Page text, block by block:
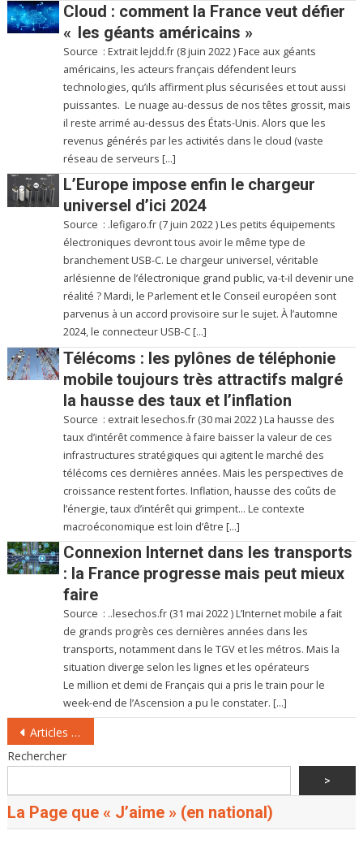
Cloud : comment la France veut défier
« les géants américains »
Source : Extrait lejdd.fr (8 juin 2022 ) Face aux géants
américains, les acteurs français défendent leurs
technologies, qu’ils affirment plus sécurisées et tout aussi
puissantes. Le nuage au-dessus de nos têtes grossit, mais
il reste arrimé au-dessus des États-Unis. Alors que les
revenus générés par les activités dans le cloud (vaste
réseau de serveurs […]
L’Europe impose enfin le chargeur
universel d’ici 2024
Source : .lefigaro.fr (7 juin 2022 ) Les petits équipements
électroniques devront tous avoir le même type de
branchement USB-C. Le chargeur universel, véritable
arlésienne de l’électronique grand public, va-t-il devenir une
réalité ? Mardi, le Parlement et le Conseil européen sont
parvenus à un accord provisoire sur le sujet. À l’automne
2024, le connecteur USB-C […]
Télécoms : les pylônes de téléphonie
mobile toujours très attractifs malgré
la hausse des taux et l’inflation
Source : extrait lesechos.fr (30 mai 2022 ) La hausse des
taux d’intérêt commence à faire baisser la valeur de ces
infrastructures stratégiques qui agitent le marché des
télécoms ces dernières années. Mais les perspectives de
croissance restent fortes. Inflation, hausse des coûts de
l’énergie, taux d’intérêt qui grimpent… Le contexte
macroéconomique est loin d’être […]
Connexion Internet dans les transports
: la France progresse mais peut mieux
faire
Source : ..lesechos.fr (31 mai 2022 ) L’Internet mobile a fait
de grands progrès ces dernières années dans les
transports, notamment dans le TGV et les métros. Mais la
situation diverge selon les lignes et les opérateurs
Le million et demi de Français qui a pris le train pour le
week-end de l’Ascension a pu le constater. […]
Navigation
des
articles
Articles plus anciens
Rechercher
>
La Page que « J’aime » (en national)